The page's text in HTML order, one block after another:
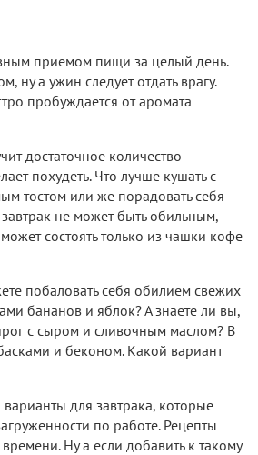
приемом пищи за целый день.
ну а ужин следует отдать врагу.
пробуждается от аромата
достаточное количество
похудеть. Что лучше кушать с
тостом или же порадовать себя
не может быть обильным,
состоять только из чашки кофе
побаловать себя обилием свежих
бананов и яблок? А знаете ли вы,
с сыром и сливочным маслом? В
и беконом. Какой вариант
для завтрака, которые
по работе. Рецепты
Ну а если добавить к такому